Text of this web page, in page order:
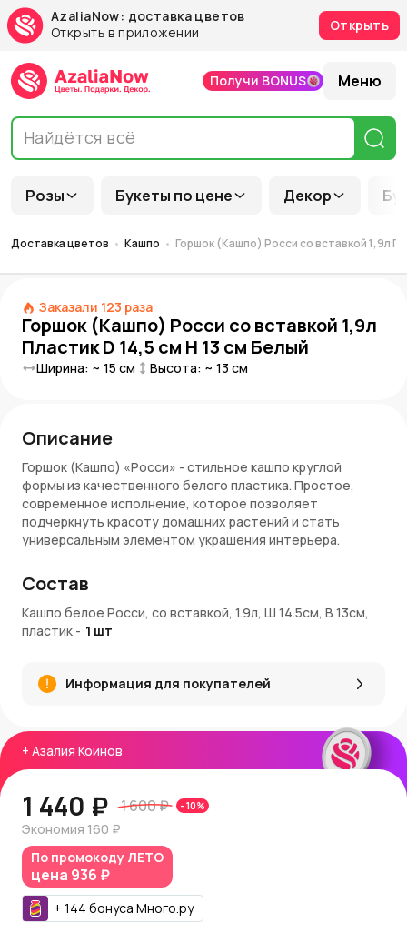
AzaliaNow: доставка цветов
Открыть в приложении
Открыть
Розы Букеты по цене Декор
Получи BONUS Меню
Доставка цветов Кашпо Горшок (Кашпо) Росси со вставкой 1,9л
Заказали 123 раза
Горшок (Кашпо) Росси со вставкой 1,9л
Пластик D 14,5 см H 13 см Белый
Ширина: ~ 15 см Высота: ~ 13 см
+ Азалия Коинов
1 440 ₽ 1 600 ₽ - 10%
Экономия 160 ₽
По промокоду ЛЕТО
цена 936 ₽
+ 144 бонуса Много.ру
Описание
Горшок (Кашпо) «Росси» - стильное кашпо круглой
формы из качественного белого пластика. Простое,
современное исполнение, которое позволяет
подчеркнуть красоту домашних растений и стать
универсальным элементом украшения интерьера.
Диаметр: 14,5 см
Высота: 13 см
Материал: пластик
Цвет: белый
подарок
Заказ и доставка:
доставкой по Москве и Московской области. AzaliaNow
гарантирует надежную упаковку для сохранности
изделия. За покупку начисляются Азалия Коины — бонусы
для следующих заказов.
Узнайте больше:
Ознакомьтесь с новыми предложениями и новостями на
Состав
Кашпо белое Росси, со вставкой, 1.9л, Ш 14.5см, В 13см,
пластик - 1 шт
Информация для покупателей